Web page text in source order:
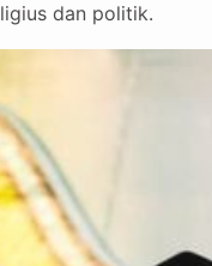
dan politik.